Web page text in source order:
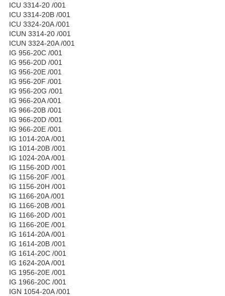
ICU 3314-20 /001
ICU 3314-20B /001
ICU 3324-20A /001
ICUN 3314-20 /001
ICUN 3324-20A /001
IG 956-20C /001
IG 956-20D /001
IG 956-20E /001
IG 956-20F /001
IG 956-20G /001
IG 966-20A /001
IG 966-20B /001
IG 966-20D /001
IG 966-20E /001
IG 1014-20A /001
IG 1014-20B /001
IG 1024-20A /001
IG 1156-20D /001
IG 1156-20F /001
IG 1156-20H /001
IG 1166-20A /001
IG 1166-20B /001
IG 1166-20D /001
IG 1166-20E /001
IG 1614-20A /001
IG 1614-20B /001
IG 1614-20C /001
IG 1624-20A /001
IG 1956-20E /001
IG 1966-20C /001
IGN 1054-20A /001